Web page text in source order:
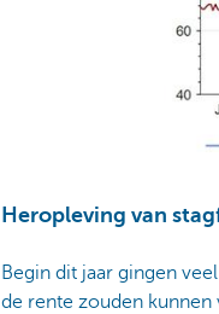
Heropleving van
Begin dit jaar gingen
de rente zouden kunnen